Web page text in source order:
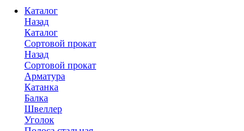
Каталог
Назад
Каталог
Сортовой прокат
Назад
Сортовой прокат
Арматура
Катанка
Балка
Швеллер
Уголок